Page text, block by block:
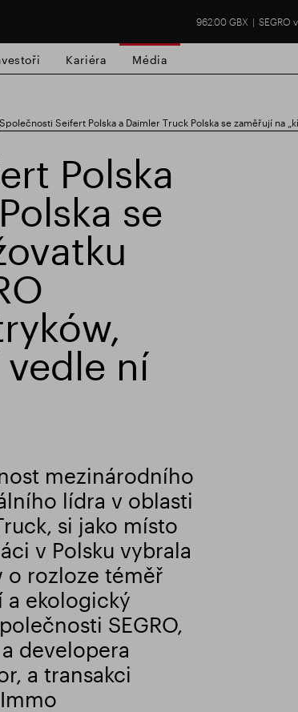
962.00 GBX SEGRO
nemovitost Finanční výsledky
Kariéra Média
Společnosti Seifert Polska a Daimler Truck Polska se zaměřují na
Polska
se
ní
mezinárodního
lídra v oblasti
si jako místo
v Polsku vybrala
o rozloze téměř
a ekologický
SEGRO,
developera
a transakci